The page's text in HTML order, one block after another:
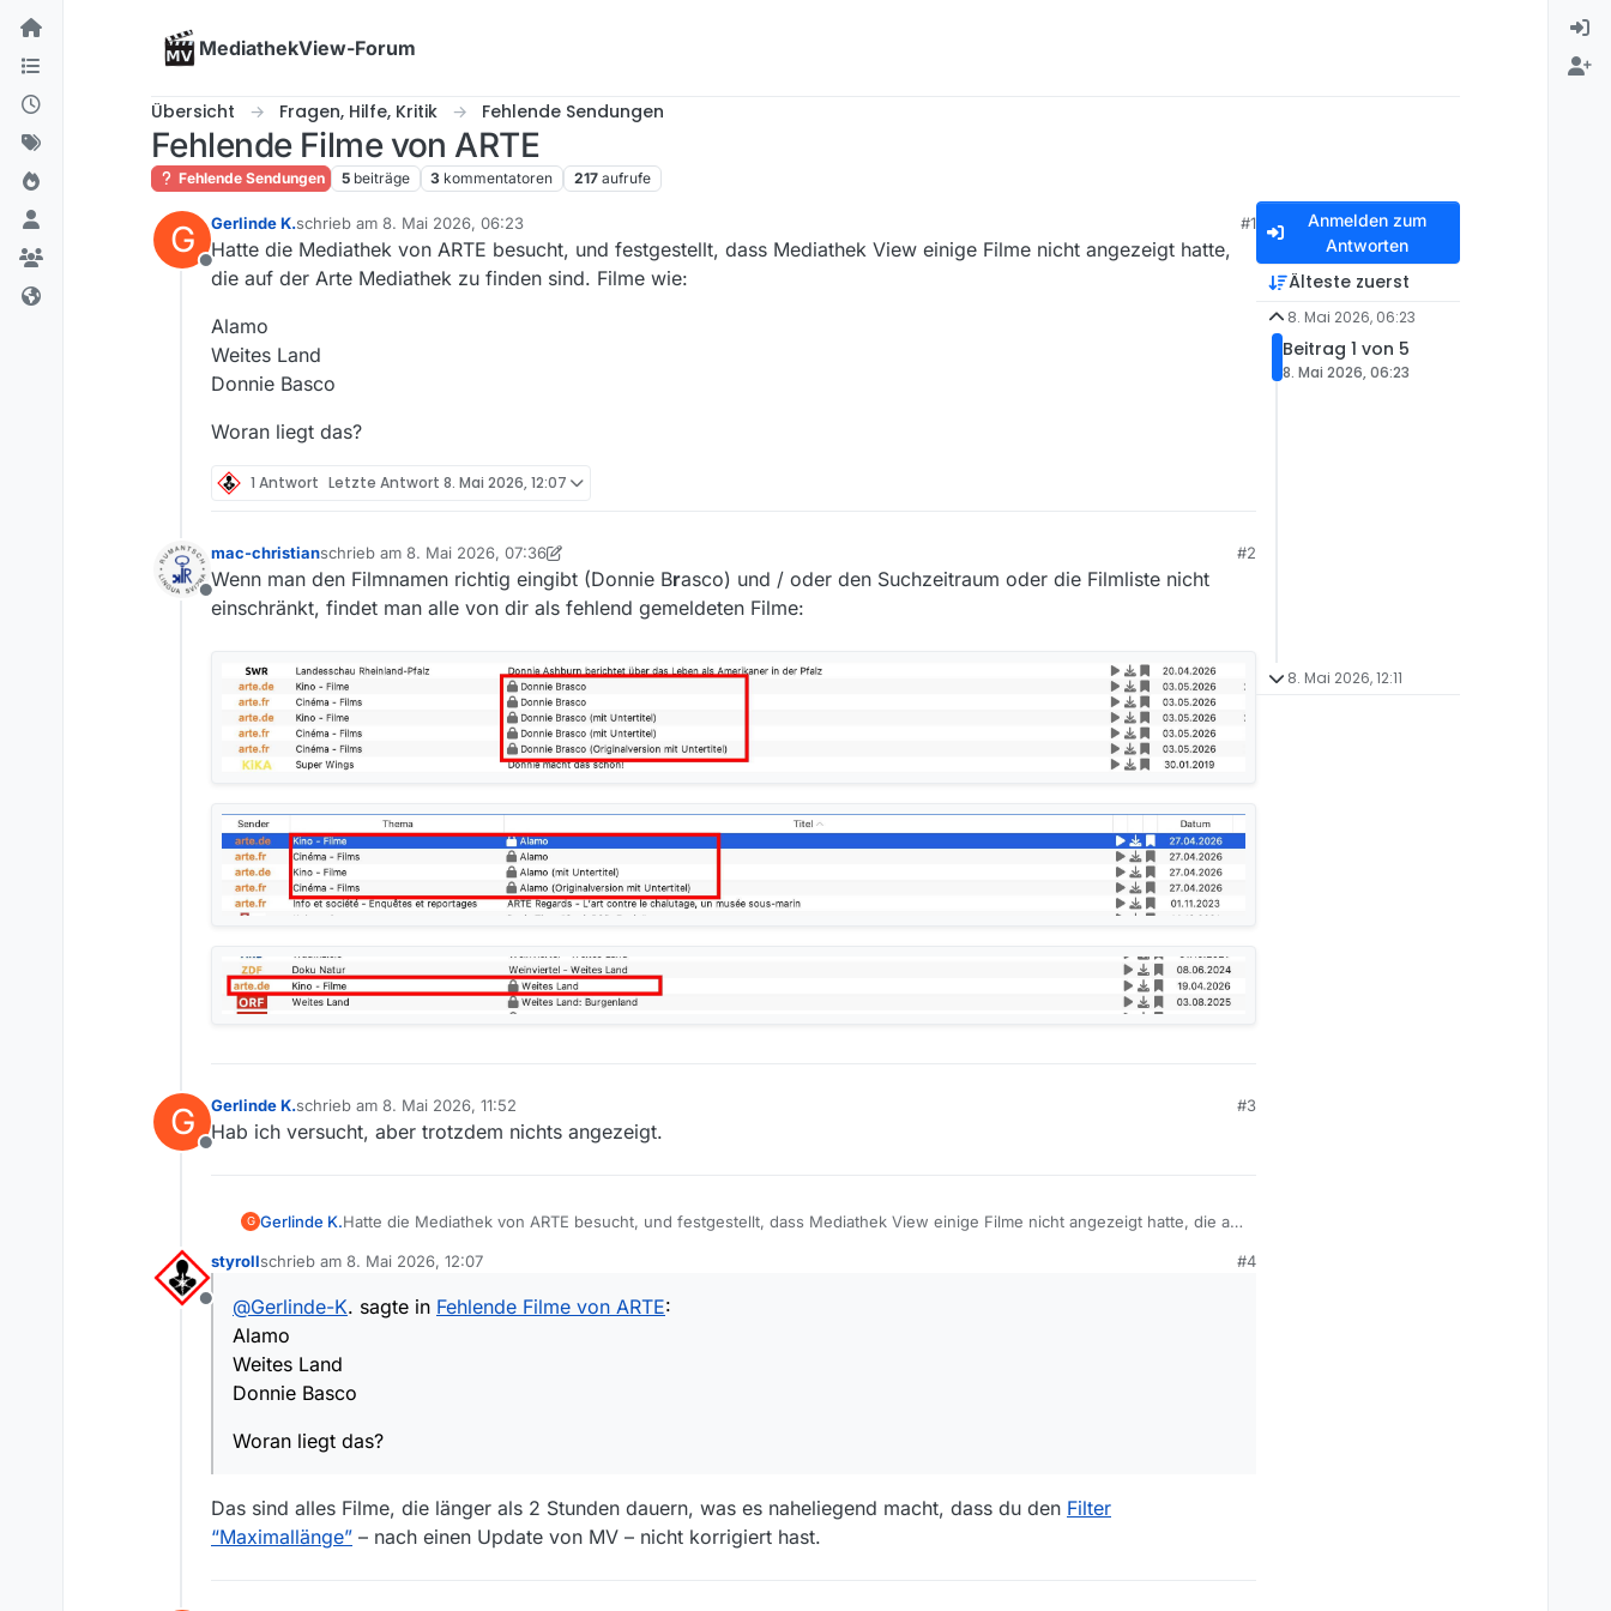
Skip to content
MediathekView-Forum
Übersicht Fragen, Hilfe, Kritik Fehlende Sendungen
Fehlende Filme von ARTE
Fehlende Sendungen 5 beiträge 3 kommentatoren 217 aufrufe
G
Offline
Gerlinde K.schrieb am 8. Mai 2026, 06:23
zuletzt editiert von
#1
Hatte die Mediathek von ARTE besucht, und festgestellt, dass Mediathek View einige Filme nicht angezeigt hatte,
die auf der Arte Mediathek zu finden sind. Filme wie:
Alamo
Weites Land
Donnie Basco
Woran liegt das?
1 Antwort Letzte Antwort 8. Mai 2026, 12:07
Offline
mac-christianschrieb am 8. Mai 2026, 07:36
zuletzt editiert von mac-christian
#2
Wenn man den Filmnamen richtig eingibt (Donnie Brasco) und / oder den Suchzeitraum oder die Filmliste nicht
einschränkt, findet man alle von dir als fehlend gemeldeten Filme:
G
Offline
Gerlinde K.schrieb am 8. Mai 2026, 11:52
zuletzt editiert von
#3
Hab ich versucht, aber trotzdem nichts angezeigt.
G Gerlinde K.Hatte die Mediathek von ARTE besucht, und festgestellt, dass Mediathek View einige Filme nicht angezeigt hatte, die auf
Alamo
Donnie Basco
Woran liegt das?
Offline
styrollschrieb am 8. Mai 2026, 12:07
zuletzt editiert von
#4
@Gerlinde-K. sagte in Fehlende Filme von ARTE:
Alamo
Weites Land
Donnie Basco
Woran liegt das?
Das sind alles Filme, die länger als 2 Stunden dauern, was es naheliegend macht, dass du den Filter
“Maximallänge” – nach einen Update von MV – nicht korrigiert hast.
Anmelden zum
Antworten
Älteste zuerst
8. Mai 2026, 06:23
Beitrag 1 von 5
8. Mai 2026, 06:23
8. Mai 2026, 12:11